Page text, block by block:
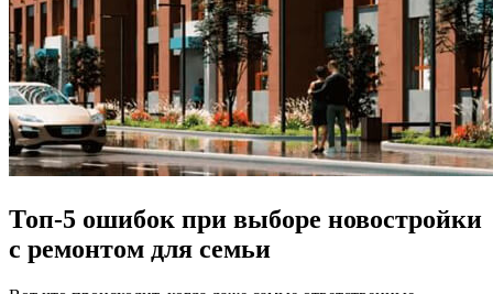
Топ-5 ошибок при выборе новостройки
с ремонтом для семьи